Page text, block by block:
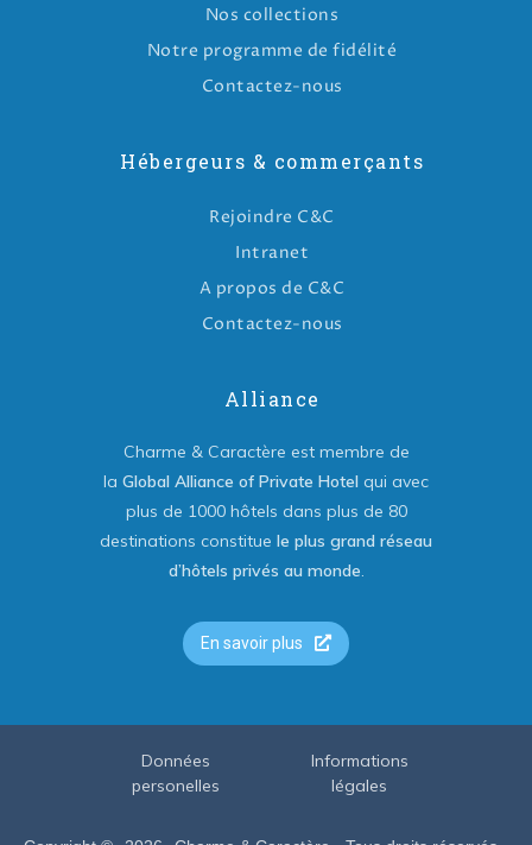
Nos collections
Notre programme de fidélité
Contactez-nous
Hébergeurs & commerçants
Rejoindre C&C
Intranet
A propos de C&C
Contactez-nous
Alliance
Charme & Caractère est membre de
la Global Alliance of Private Hotel qui avec
plus de 1000 hôtels dans plus de 80
destinations constitue le plus grand réseau
d’hôtels privés au monde.
En savoir plus
Données
personelles
Informations
légales